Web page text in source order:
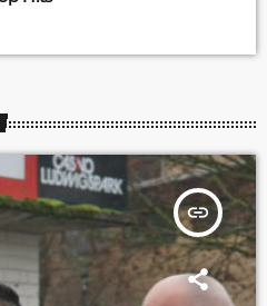
insert_link